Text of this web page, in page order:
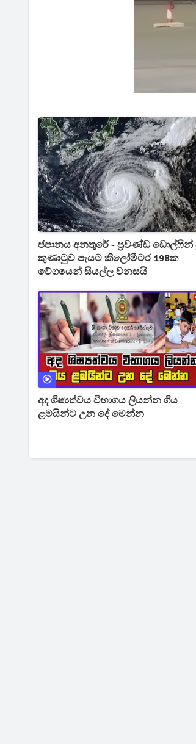
ජපානය අනතුරේ - ප්‍රචණ්ඩ ඩොල්ෆින්
කුණාටුව පැයට කිලෝමීටර 198ක
වේගයෙන් සියල්ල වනසයි
අද ශිෂ්‍යත්වය විභාගය ලියන්න ගිය
ළමයින්ට උන දේ මෙන්න